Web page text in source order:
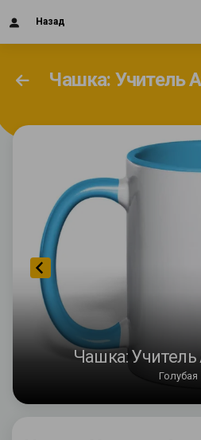
Назад
Чашка: Учитель
Чашка: Учитель
Голубая